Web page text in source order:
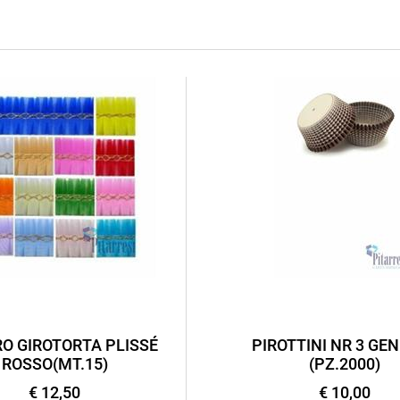
GIROTORTA PLISSÉ
ROSSO(MT.15)
€ 12,50
PIROTTINI NR 3
(PZ.2000)
€ 10,00